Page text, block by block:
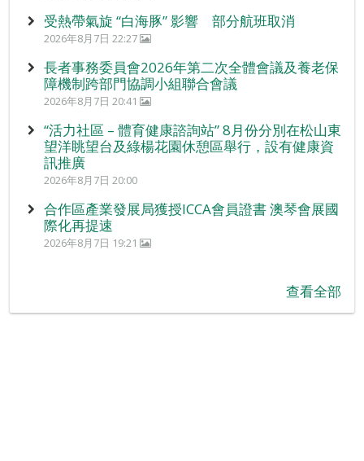
受熱帶氣旋 “白海豚” 影響 部分航班取消
2026年8月7日 22:27
長者事務委員會2026年第二次全體會議及養老保
障機制跨部門協調小組聯合會議
2026年8月7日 20:41
“活力社區 – 體育健康諮詢站” 8月份分別在松山東
望洋眺望台及綠楊花園休憩區舉行，設有健康資
訊推廣
2026年8月7日 20:00
合作區產業發展局獲授ICCA會員證書 澳琴會展國
際化再提速
2026年8月7日 19:21
查看全部